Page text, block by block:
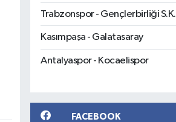
Trabzonspor - Gençlerbirliği S.K.
Kasımpaşa - Galatasaray
Antalyaspor - Kocaelispor
FACEBOOK